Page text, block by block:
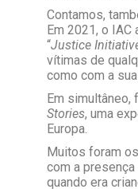
Contamos,
Em 2021, o IAC
“Justice
vítimas de
como com a
Em simultâneo,
Stories, uma
Europa.
Muitos foram
com a
quando era